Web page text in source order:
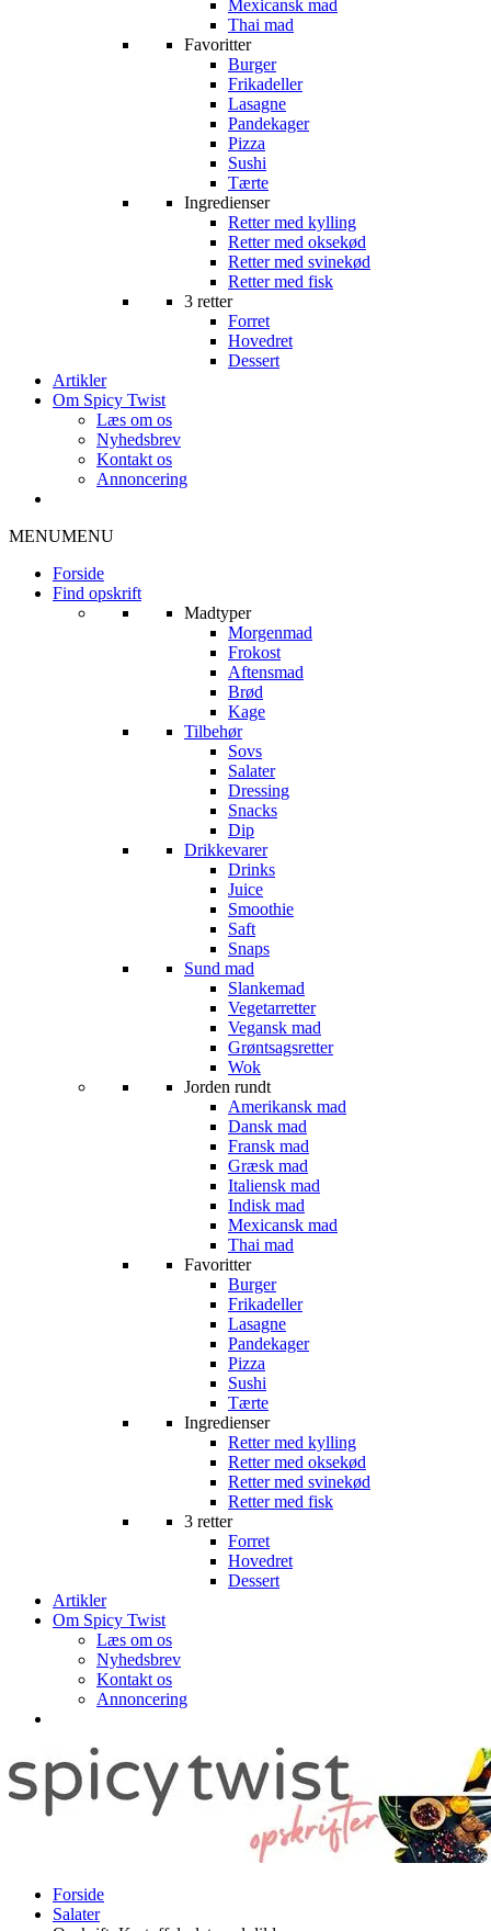
Mexicansk mad
Thai mad
Favoritter
Burger
Frikadeller
Lasagne
Pandekager
Pizza
Sushi
Tærte
Ingredienser
Retter med kylling
Retter med oksekød
Retter med svinekød
Retter med fisk
3 retter
Forret
Hovedret
Dessert
Artikler
Om Spicy Twist
Læs om os
Nyhedsbrev
Kontakt os
Annoncering
MENUMENU
Forside
Find opskrift
Madtyper
Morgenmad
Frokost
Aftensmad
Brød
Kage
Tilbehør
Sovs
Salater
Dressing
Snacks
Dip
Drikkevarer
Drinks
Juice
Smoothie
Saft
Snaps
Sund mad
Slankemad
Vegetarretter
Vegansk mad
Grøntsagsretter
Wok
Jorden rundt
Amerikansk mad
Dansk mad
Fransk mad
Græsk mad
Italiensk mad
Indisk mad
Mexicansk mad
Thai mad
Favoritter
Burger
Frikadeller
Lasagne
Pandekager
Pizza
Sushi
Tærte
Ingredienser
Retter med kylling
Retter med oksekød
Retter med svinekød
Retter med fisk
3 retter
Forret
Hovedret
Dessert
Artikler
Om Spicy Twist
Læs om os
Nyhedsbrev
Kontakt os
Annoncering
Forside
Salater